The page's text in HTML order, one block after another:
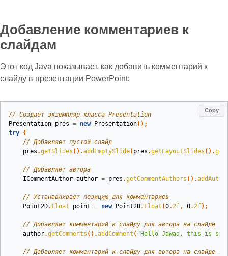
Добавление комментариев к
слайдам
Этот код Java показывает, как добавить комментарий к
слайду в презентации PowerPoint:
Copy
// Создает экземпляр класса Presentation
Presentation pres = new Presentation();
try {
// Добавляет пустой слайд
pres .getSlides ().addEmptySlide( pres .getLayoutSlides ().
// Добавляет автора
ICommentAuthor author = pres .getCommentAuthors ().
// Устанавливает позицию для комментариев
Point2D. Float point = new Point2D. Float (0.2f, 0.2f);
// Добавляет комментарий к слайду для автора на слайде 1
author.getComments ().addComment ( "Hello Jawad, this is
// Добавляет комментарий к слайду для автора на слайде 2